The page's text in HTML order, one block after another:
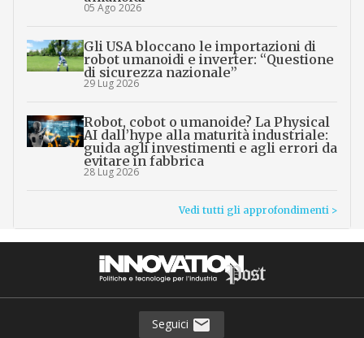
05 Ago 2026
Gli USA bloccano le importazioni di
robot umanoidi e inverter: “Questione
di sicurezza nazionale”
29 Lug 2026
Robot, cobot o umanoide? La Physical
AI dall’hype alla maturità industriale:
guida agli investimenti e agli errori da
evitare in fabbrica
28 Lug 2026
Vedi tutti gli approfondimenti >
Seguici